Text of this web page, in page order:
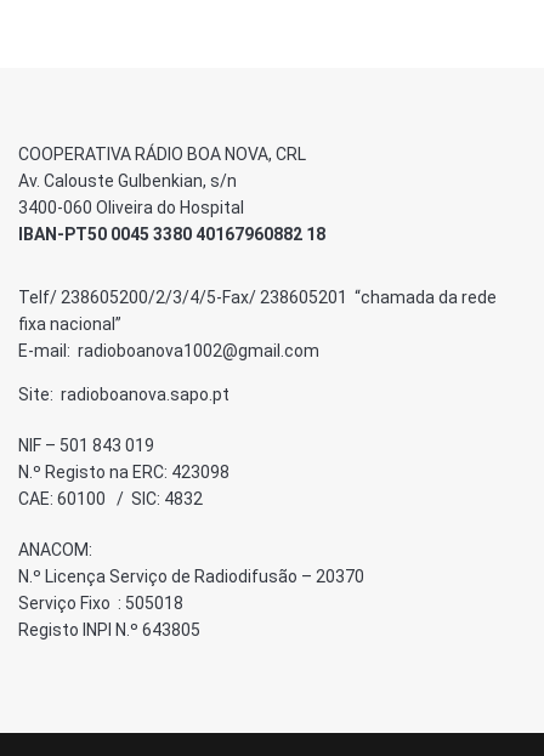
COOPERATIVA RÁDIO BOA NOVA, CRL
Av. Calouste Gulbenkian, s/n
3400-060 Oliveira do Hospital
IBAN-PT50 0045 3380 40167960882 18
Telf/ 238605200/2/3/4/5-Fax/ 238605201 “chamada da rede
fixa nacional”
E-mail: radioboanova1002@gmail.com
Site: radioboanova.sapo.pt
NIF – 501 843 019
N.º Registo na ERC: 423098
CAE: 60100 / SIC: 4832
ANACOM:
N.º Licença Serviço de Radiodifusão – 20370
Serviço Fixo : 505018
Registo INPI N.º 643805